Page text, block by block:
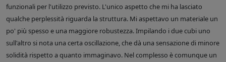
funzionali per l'utilizzo previsto. L'unico aspetto che mi ha lasciato
qualche perplessità riguarda la struttura. Mi aspettavo un materiale un
po' più spesso e una maggiore robustezza. Impilando i due cubi uno
sull'altro si nota una certa oscillazione, che dà una sensazione di minore
solidità rispetto a quanto immaginavo. Nel complesso è comunque un